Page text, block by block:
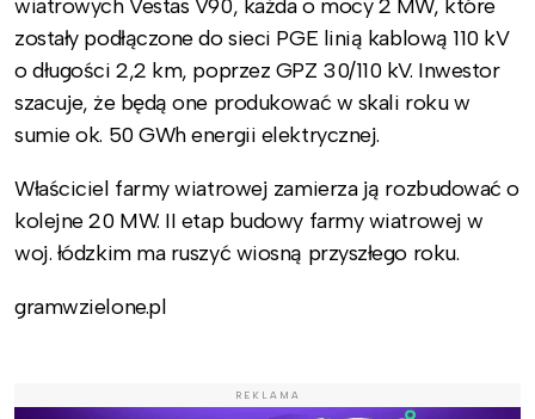
wiatrowych Vestas V90, każda o mocy 2 MW, które
zostały podłączone do sieci PGE linią kablową 110 kV
o długości 2,2 km, poprzez GPZ 30/110 kV. Inwestor
szacuje, że będą one produkować w skali roku w
sumie ok. 50 GWh energii elektrycznej.
Właściciel farmy wiatrowej zamierza ją rozbudować o
kolejne 20 MW. II etap budowy farmy wiatrowej w
woj. łódzkim ma ruszyć wiosną przyszłego roku.
gramwzielone.pl
REKLAMA